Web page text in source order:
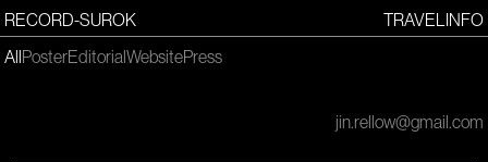
RECORD-SUROK TRAVELINFO
AllPosterEditorialWebsitePress
jin.rellow@gmail.com